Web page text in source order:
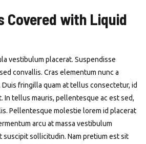
Covered with Liquid
vestibulum placerat. Suspendisse
convallis. Cras elementum nunc a
fringilla quam at tellus consectetur, id
In tellus mauris, pellentesque ac est sed,
Pellentesque molestie lorem id placerat
arcu at massa vestibulum
suscipit sollicitudin. Nam pretium est sit